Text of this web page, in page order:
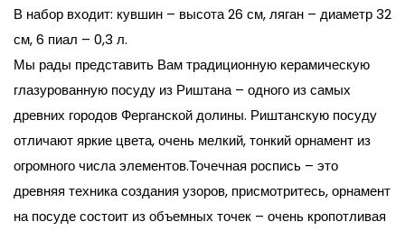
В набор входит: кувшин – высота 26 см, ляган – диаметр 32
см, 6 пиал – 0,3 л.
Мы рады представить Вам традиционную керамическую
глазурованную посуду из Риштана – одного из самых
древних городов Ферганской долины. Риштанскую посуду
отличают яркие цвета, очень мелкий, тонкий орнамент из
огромного числа элементов.Точечная роспись – это
древняя техника создания узоров, присмотритесь, орнамент
на посуде состоит из объемных точек – очень кропотливая